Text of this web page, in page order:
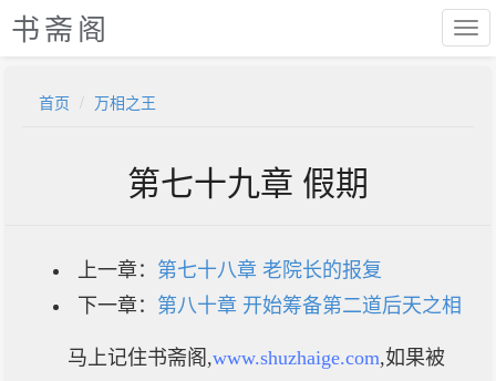
书斋阁
首页 万相之王
第七十九章 假期
上一章： 第七十八章 老院长的报复
下一章： 第八十章 开始筹备第二道后天之相
马上记住书斋阁,www.shuzhaige.com,如果被